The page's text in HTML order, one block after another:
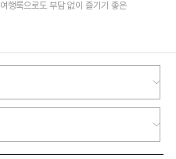
행룩으로도 부담 없이 즐기기 좋은